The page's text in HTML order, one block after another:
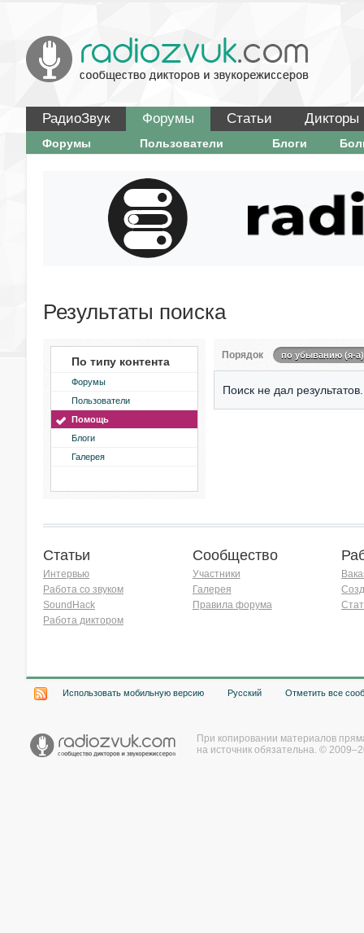
РадиоЗвук Форумы Статьи Дикторы
Форумы Пользователи Блоги
Результаты поиска
По типу контента
Форумы
Пользователи
Помощь
Блоги
Галерея
Порядок по убыванию (я-а)
Поиск не дал результатов.
Статьи
Интервью
Работа со звуком
SoundHack
Работа диктором
Сообщество
Участники
Галерея
Правила форума
Использовать мобильную версию Русский Отметить все
При копировании материалов
на источник обязательна. ©